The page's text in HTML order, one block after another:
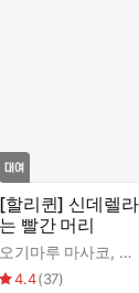
던
[할리퀸] 신데렐라
는 빨간 머리
오기마루 마사코, 제
4.4(37)